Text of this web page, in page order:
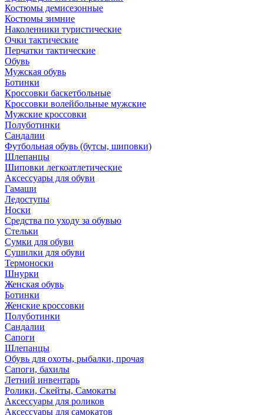
Костюмы демисезонные
Костюмы зимние
Наколенники туристические
Очки тактические
Перчатки тактические
Обувь
Мужская обувь
Ботинки
Кроссовки баскетбольные
Кроссовки волейбольные мужские
Мужские кроссовки
Полуботинки
Сандалии
Футбольная обувь (бутсы, шиповки)
Шлепанцы
Шиповки легкоатлетические
Аксессуары для обуви
Гамаши
Ледоступы
Носки
Средства по уходу за обувью
Стельки
Сумки для обуви
Сушилки для обуви
Термоноски
Шнурки
Женская обувь
Ботинки
Женские кроссовки
Полуботинки
Сандалии
Сапоги
Шлепанцы
Обувь для охоты, рыбалки, прочая
Сапоги, бахилы
Летний инвентарь
Ролики, Скейты, Самокаты
Аксессуары для роликов
Аксессуары для самокатов